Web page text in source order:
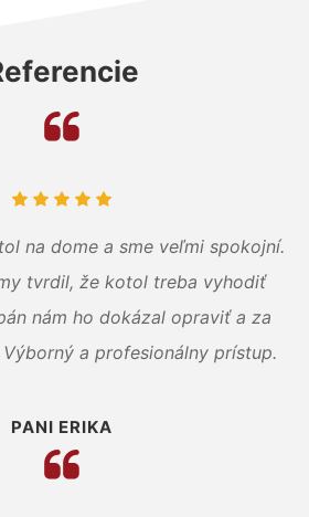
na dome a sme veľmi spokojní.
tvrdil, že kotol treba vyhodiť
nám ho dokázal opraviť a za
a profesionálny prístup.
PANI ERIKA